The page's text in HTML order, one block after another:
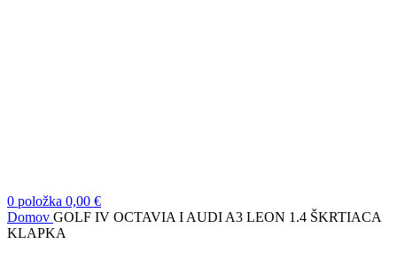
0 položka 0,00 €
Domov GOLF IV OCTAVIA I AUDI A3 LEON 1.4 ŠKRTIACA
KLAPKA